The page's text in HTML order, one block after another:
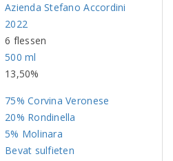
Azienda Stefano Accordini
2022
6 flessen
500 ml
13,50%
75% Corvina Veronese
20% Rondinella
5% Molinara
Bevat sulfieten